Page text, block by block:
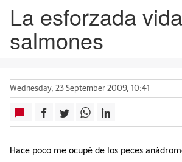
La esforzada
salmones
Wednesday, 23 September 2009, 10:41
Hace poco me ocupé de los peces